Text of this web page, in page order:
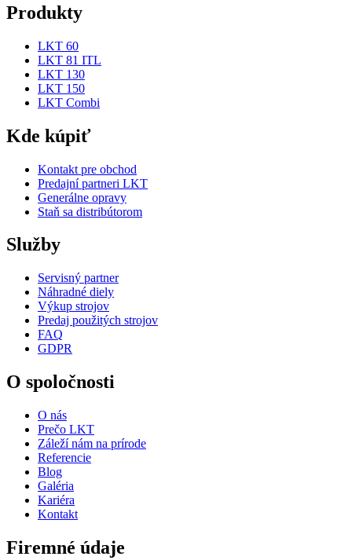
Produkty
LKT 60
LKT 81 ITL
LKT 130
LKT 150
LKT Combi
Kde kúpiť
Kontakt pre obchod
Predajní partneri LKT
Generálne opravy
Staň sa distribútorom
Služby
Servisný partner
Náhradné diely
Výkup strojov
Predaj použitých strojov
FAQ
GDPR
O spoločnosti
O nás
Prečo LKT
Záleží nám na prírode
Referencie
Blog
Galéria
Kariéra
Kontakt
Firemné údaje